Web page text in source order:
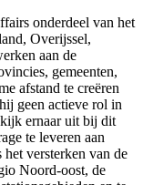
onderdeel van het
Overijssel,
aan de
gemeenten,
afstand te creëren
geen actieve rol in
ernaar uit bij dit
te leveren aan
versterken van de
Noord-oost, de